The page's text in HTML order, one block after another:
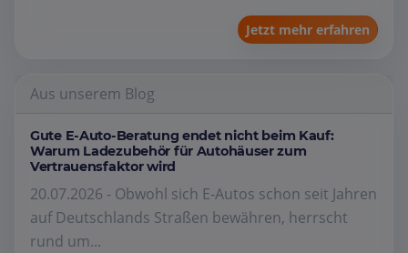
Jetzt mehr erfahren
Aus unserem Blog
Gute E-Auto-Beratung endet nicht beim Kauf:
Warum Ladezubehör für Autohäuser zum
Vertrauensfaktor wird
20.07.2026 - Obwohl sich E-Autos schon seit Jahren
auf Deutschlands Straßen bewähren, herrscht
rund um...